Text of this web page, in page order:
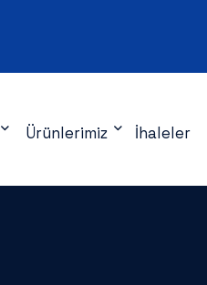
Ürünlerimiz İhaleler